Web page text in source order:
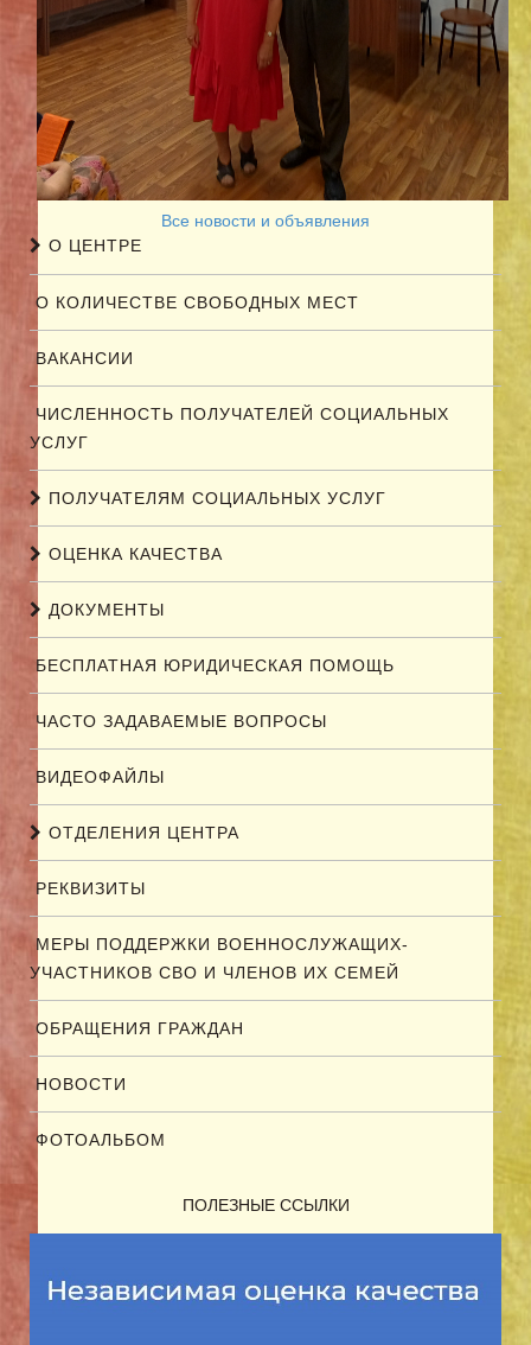
Все новости и объявления
О ЦЕНТРЕ
О КОЛИЧЕСТВЕ СВОБОДНЫХ МЕСТ
ВАКАНСИИ
ЧИСЛЕННОСТЬ ПОЛУЧАТЕЛЕЙ СОЦИАЛЬНЫХ
УСЛУГ
ПОЛУЧАТЕЛЯМ СОЦИАЛЬНЫХ УСЛУГ
ОЦЕНКА КАЧЕСТВА
ДОКУМЕНТЫ
БЕСПЛАТНАЯ ЮРИДИЧЕСКАЯ ПОМОЩЬ
ЧАСТО ЗАДАВАЕМЫЕ ВОПРОСЫ
ВИДЕОФАЙЛЫ
ОТДЕЛЕНИЯ ЦЕНТРА
РЕКВИЗИТЫ
МЕРЫ ПОДДЕРЖКИ ВОЕННОСЛУЖАЩИХ-
УЧАСТНИКОВ СВО И ЧЛЕНОВ ИХ СЕМЕЙ
ОБРАЩЕНИЯ ГРАЖДАН
НОВОСТИ
ФОТОАЛЬБОМ
ПОЛЕЗНЫЕ ССЫЛКИ